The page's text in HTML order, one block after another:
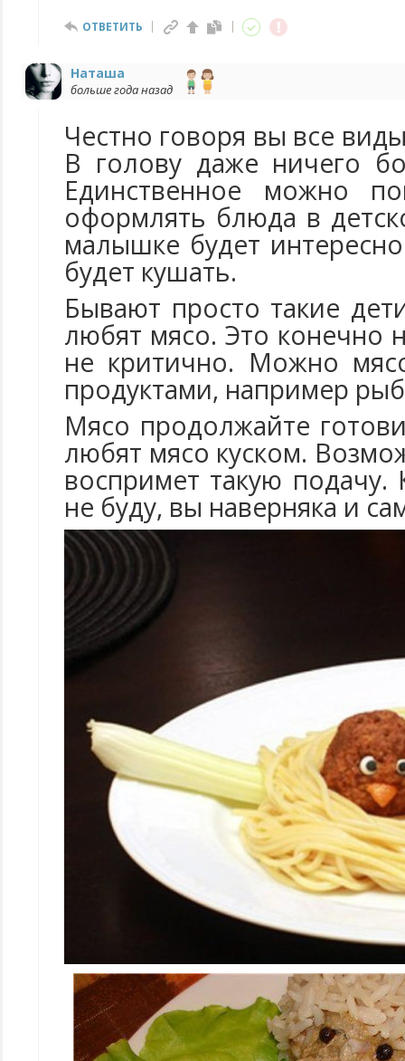
ОТВЕТИТЬ
Наташа
больше года назад
Честно говоря вы все
В голову даже ничего
Единственное можно
оформлять блюда в
малышке будет
будет кушать.
Бывают просто такие
любят мясо. Это конечно
не критично. Можно
продуктами, например
Мясо продолжайте
любят мясо куском.
воспримет такую подачу.
не буду, вы наверняка и